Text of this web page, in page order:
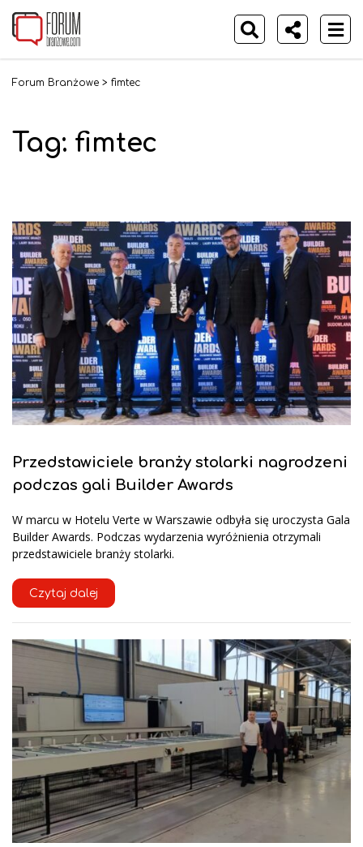
Forum Branżowe > fimtec
Tag: fimtec
Przedstawiciele branży stolarki nagrodzeni
podczas gali Builder Awards
W marcu w Hotelu Verte w Warszawie odbyła się uroczysta Gala
Builder Awards. Podczas wydarzenia wyróżnienia otrzymali
przedstawiciele branży stolarki.
Czytaj dalej